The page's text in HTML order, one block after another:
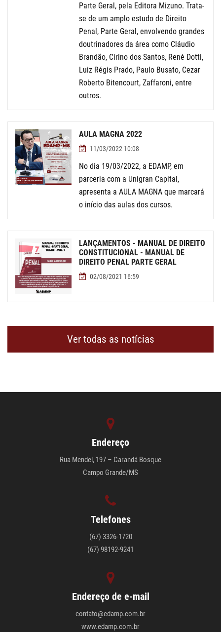
Parte Geral, pela Editora Mizuno. Trata-
se de um amplo estudo de Direito
Penal, Parte Geral, envolvendo grandes
doutrinadores da área como Cláudio
Brandão, Cirino dos Santos, René Dotti,
Luiz Régis Prado, Paulo Busato, Cezar
Roberto Bitencourt, Zaffaroni, entre
outros.
AULA MAGNA 2022
11/03/2022 10:08
No dia 19/03/2022, a EDAMP, em
parceria com a Unigran Capital,
apresenta a AULA MAGNA que marcará
o início das aulas dos cursos.
LANÇAMENTOS - MANUAL DE DIREITO
CONSTITUCIONAL - MANUAL DE
DIREITO PENAL PARTE GERAL
02/08/2021 16:59
Ver todas as notícias
Endereço
Rua Mendel, 197 – Carandá Bosque
Campo Grande/MS
Telefones
(67) 3326-1720
(67) 98192-9241
Endereço de e-mail
contato@edamp.com.br
www.edamp.com.br